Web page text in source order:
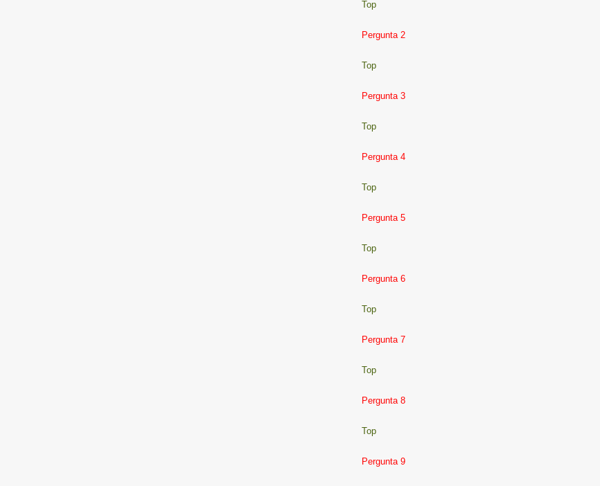
Top
Pergunta 2
Top
Pergunta 3
Top
Pergunta 4
Top
Pergunta 5
Top
Pergunta 6
Top
Pergunta 7
Top
Pergunta 8
Top
Pergunta 9